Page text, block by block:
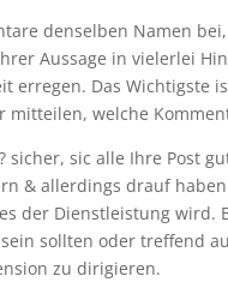
denselben Namen
Aussage in vielerlei
erregen. Das Wichtigste
mitteilen, welche
sicher, sic alle Ihre Post
& allerdings drauf
der Dienstleistung wird.
sollten oder treffend
zu dirigieren.